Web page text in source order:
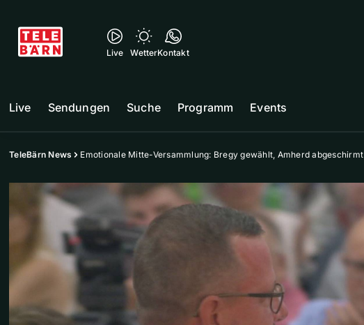
Live WetterKontakt
Live Sendungen Suche Programm Events
TeleBärn News Emotionale Mitte-Versammlung: Bregy gewählt, Amherd abgeschirmt